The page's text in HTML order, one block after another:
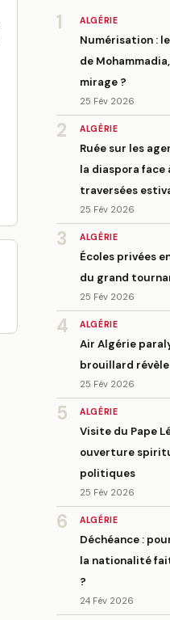
1 ALGÉRIE
Numérisation :
de
mirage ?
25 Fév 2026
2 ALGÉRIE
Ruée sur les
la diaspora face
traversées
25 Fév 2026
3 ALGÉRIE
Écoles privées
du grand
25 Fév 2026
4 ALGÉRIE
Air Algérie
brouillard révèle
25 Fév 2026
5 ALGÉRIE
Visite du Pape
ouverture
politiques
25 Fév 2026
6 ALGÉRIE
Déchéance :
la nationalité
?
24 Fév 2026